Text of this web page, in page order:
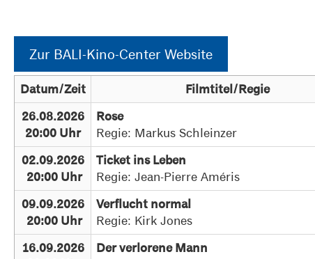
Zur BALI-Kino-Center Website
Datum/Zeit Filmtitel/Regie
26.08.2026
20:00 Uhr
Rose
Regie: Markus Schleinzer
02.09.2026
20:00 Uhr
Ticket ins Leben
Regie: Jean-Pierre Améris
09.09.2026
20:00 Uhr
Verflucht normal
Regie: Kirk Jones
16.09.2026
Der verlorene Mann